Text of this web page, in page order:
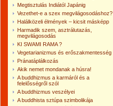
Megtisztulás Indiától Japánig
Vezethet-e a szex megvilágosodáshoz?
Halálközeli élmények – kicsit másképp
Harmadik szem, asztrálutazás,
megvilágosodás
KI SWAMI RAMA ?
Vegetarianizmus és erőszakmentesség
Pránatáplálkozás
Akik nemet mondanak a húsra!
A buddhizmus a karmáról és a
felelősségről szól
A buddhizmus veszélyei
A buddhista sztúpa szimbolikája